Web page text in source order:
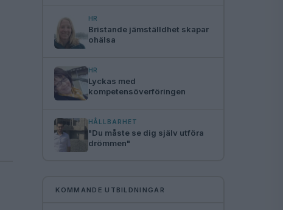
HR
Bristande jämställdhet skapar
ohälsa
HR
Lyckas med
kompetensöverföringen
HÅLLBARHET
"Du måste se dig själv utföra
drömmen"
KOMMANDE UTBILDNINGAR